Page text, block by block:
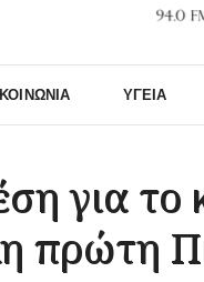
ΚΟΙΝΩΝΊΑ ΥΓΕΊΑ
για
πρώτη